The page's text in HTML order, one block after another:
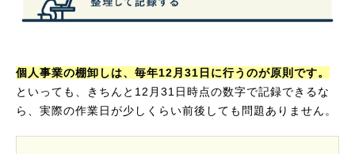
個人事業の棚卸しは、毎年12月31日に行うのが原則です。
といっても、きちんと12月31日時点の数字で記録できるな
ら、実際の作業日が少しくらい前後しても問題ありません。